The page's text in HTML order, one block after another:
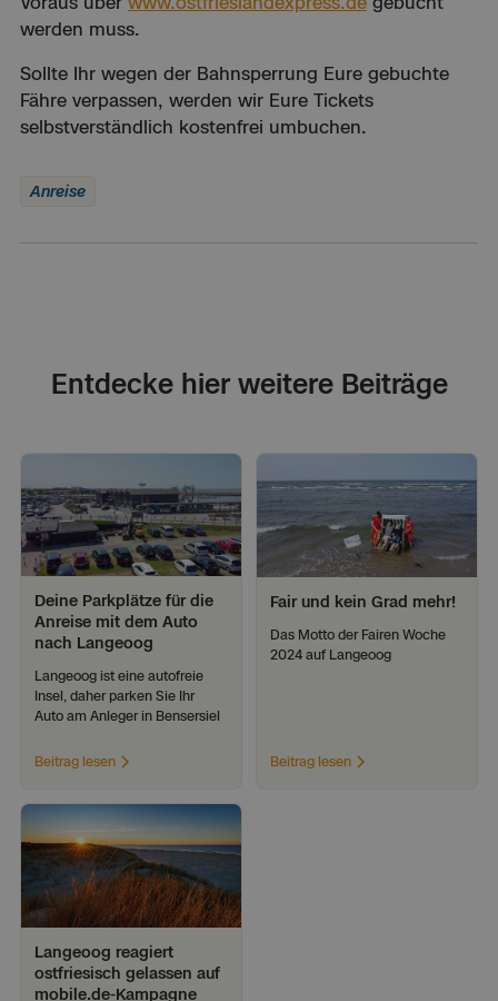
werden muss.
Sollte Ihr wegen der Bahnsperrung Eure gebuchte
Fähre verpassen, werden wir Eure Tickets
selbstverständlich kostenfrei umbuchen.
Anreise
Entdecke hier weitere Beiträge
Deine Parkplätze für die
Anreise mit dem Auto
nach Langeoog
Langeoog ist eine autofreie
Insel, daher parken Sie Ihr
Auto am Anleger in Bensersiel
Beitrag lesen
Fair und kein Grad mehr!
Das Motto der Fairen Woche
2024 auf Langeoog
Beitrag lesen
Langeoog reagiert
ostfriesisch gelassen auf
mobile.de-Kampagne